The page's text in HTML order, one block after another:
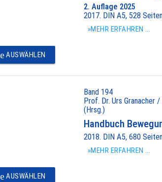
2. Auflage 2025
2017. DIN A5, 528
»MEHR ERFAHREN ...
AUSWÄHLEN
Band 194
Prof. Dr. Urs Granacher
(Hrsg.)
Handbuch
2018. DIN A5, 680
»MEHR ERFAHREN ...
AUSWÄHLEN